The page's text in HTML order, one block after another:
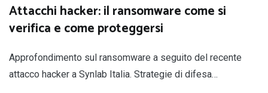
Attacchi hacker: il ransomware come si
verifica e come proteggersi
Approfondimento sul ransomware a seguito del recente
attacco hacker a Synlab Italia. Strategie di difesa…